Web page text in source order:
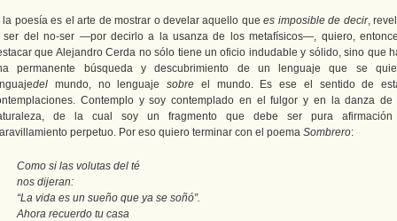
la poesía es el arte de mostrar o develar aquello quees imposible de decir,
ser del no-ser ―por decirlo a la usanza de los metafísicos―, quiero,
que Alejandro Cerda no sólo tiene un oficio indudable y sólido, sino que
permanente búsqueda y descubrimiento de un lenguaje que se
del mundo, no lenguaje sobre el mundo. Es ese el sentido de
Contemplo y soy contemplado en el fulgor y en la danza de
de la cual soy un fragmento que debe ser pura
perpetuo. Por eso quiero terminar con el poema Sombrero:
Como si las volutas del té
nos dijeran:
“La vida es un sueño que ya se soñó”.
Ahora recuerdo tu casa